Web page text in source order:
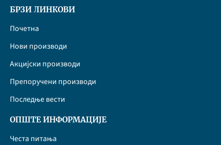
БРЗИ ЛИНКОВИ
Почетна
Нови производи
Акцијски производи
Препоручени производи
Последње вести
ОПШТЕ ИНФОРМАЦИЈЕ
Честа питања